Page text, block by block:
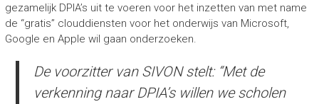
gezamelijk DPIA’s uit te voeren voor het inzetten van met name
de “gratis” clouddiensten voor het onderwijs van Microsoft,
Google en Apple wil gaan onderzoeken.
De voorzitter van SIVON stelt: “Met de
verkenning naar DPIA’s willen we scholen